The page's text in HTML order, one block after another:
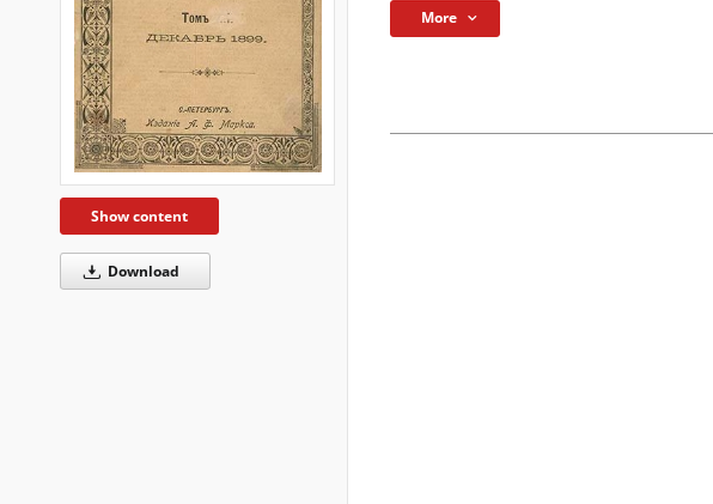
Show content
Download
More